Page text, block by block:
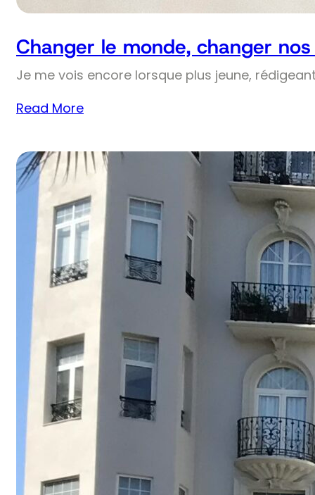
Changer le monde, changer
Je me vois encore lorsque plus jeune,
Read More